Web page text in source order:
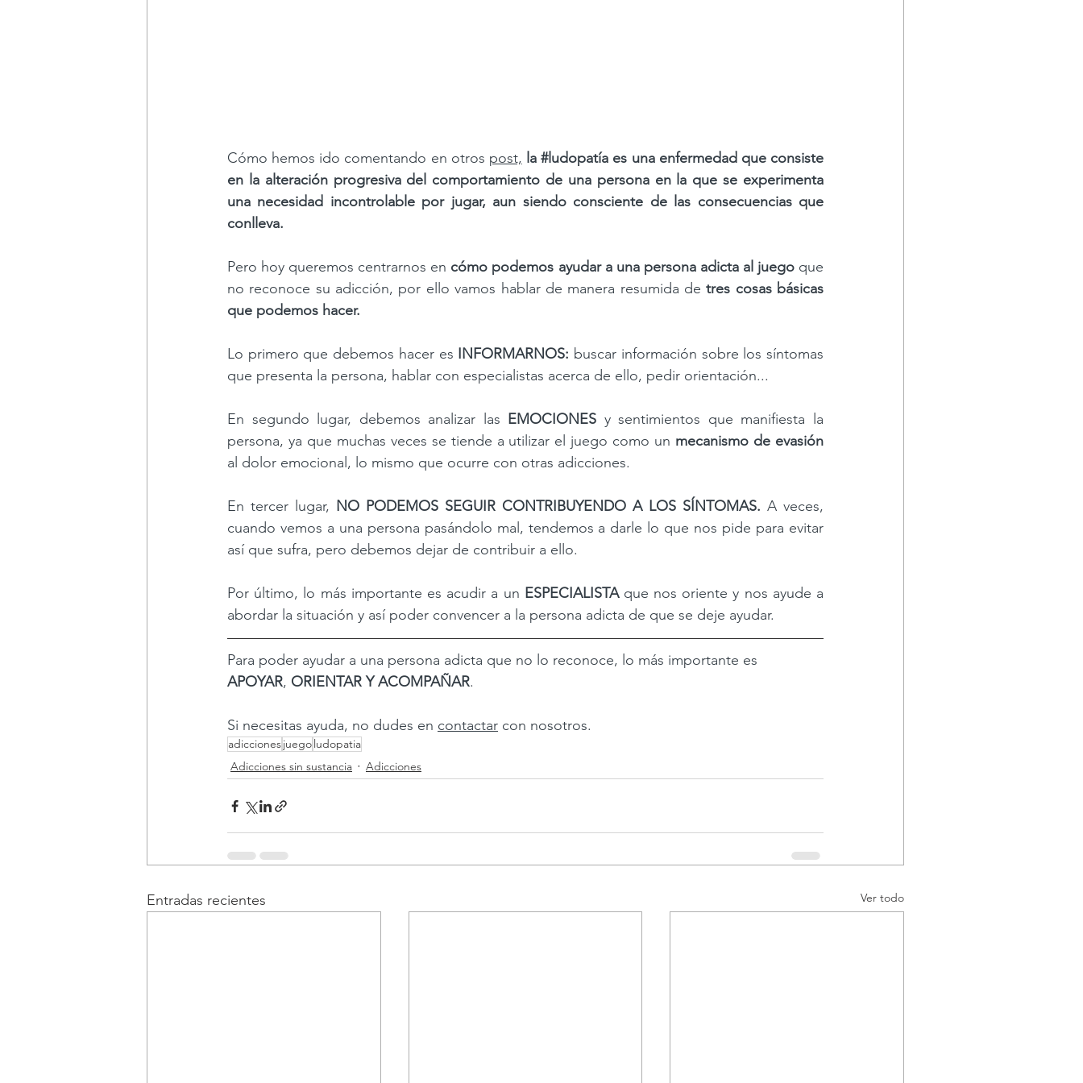
Cómo hemos ido comentando en otros post, la #ludopatía es una enfermedad que consiste
en la alteración progresiva del comportamiento de una persona en la que se experimenta
una necesidad incontrolable por jugar, aun siendo consciente de las consecuencias que
conlleva.
Pero hoy queremos centrarnos en cómo podemos ayudar a una persona adicta al juego que
no reconoce su adicción, por ello vamos hablar de manera resumida de tres cosas básicas
que podemos hacer.
Lo primero que debemos hacer es INFORMARNOS: buscar información sobre los síntomas
que presenta la persona, hablar con especialistas acerca de ello, pedir orientación...
En segundo lugar, debemos analizar las EMOCIONES y sentimientos que manifiesta la
persona, ya que muchas veces se tiende a utilizar el juego como un
al dolor emocional, lo mismo que ocurre con otras adicciones.
En tercer lugar, NO PODEMOS SEGUIR CONTRIBUYENDO A LOS SÍNTOMAS. A veces,
cuando vemos a una persona pasándolo mal, tendemos a darle lo que nos pide para evitar
así que sufra, pero debemos dejar de contribuir a ello.
Por último, lo más importante es acudir a un ESPECIALISTA que nos oriente y nos ayude a
abordar la situación y así poder convencer a la persona adicta de que se deje ayudar.
Para poder ayudar a una persona adicta que no lo reconoce, lo más importante es
APOYAR, ORIENTAR Y ACOMPAÑAR.
Si necesitas ayuda, no dudes en contactar con nosotros.
adiccionesjuegoludopatia
Adicciones sin sustancia
Adicciones
Entradas recientes Ver todo